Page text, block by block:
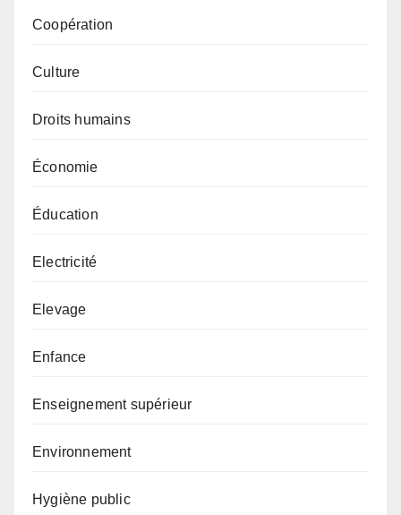
Coopération
Culture
Droits humains
Économie
Éducation
Electricité
Elevage
Enfance
Enseignement supérieur
Environnement
Hygiène public